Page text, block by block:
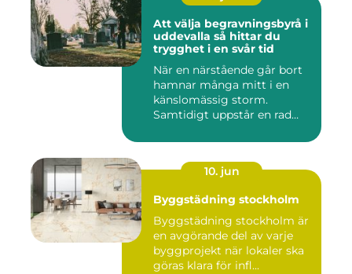
Att välja begravningsbyrå i
uddevalla så hittar du
trygghet i en svår tid
När en närstående går bort
hamnar många mitt i en
känslomässig storm.
Samtidigt uppstår en rad
10. jun
Byggstädning stockholm
Byggstädning stockholm är
en avgörande del av varje
byggprojekt när lokaler ska
göras klara för infl...